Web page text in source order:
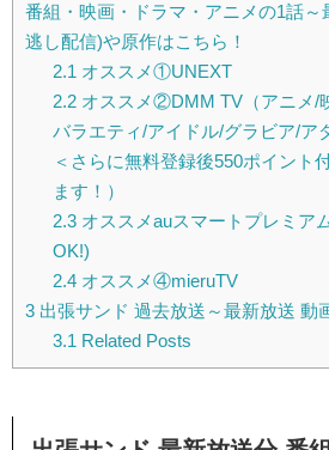
番組・映画・ドラマ・アニメの1話～
逃し配信)や原作はこちら！
2.1 オススメ①UNEXT
2.2オススメ②DMM TV（アニメ/
バラエティ/アイドル/グラビア/ア
＜さらに無料登録後550ポイント
ます！）
2.3オススメauスマートプレミア
OK!)
2.4オススメ④mieruTV
3 出張サンド 過去放送～最新放送 動
3.1 Related Posts